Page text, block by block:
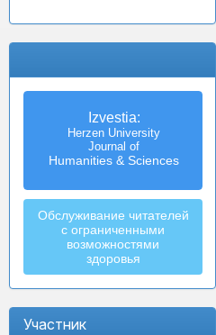
Izvestia:
Herzen University
Journal of
Humanities & Sciences
Обслуживание читателей
с ограниченными
возможностями
здоровья
Участник